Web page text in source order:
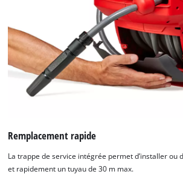
Remplacement rapide
La trappe de service intégrée permet d’installer ou
et rapidement un tuyau de 30 m max.